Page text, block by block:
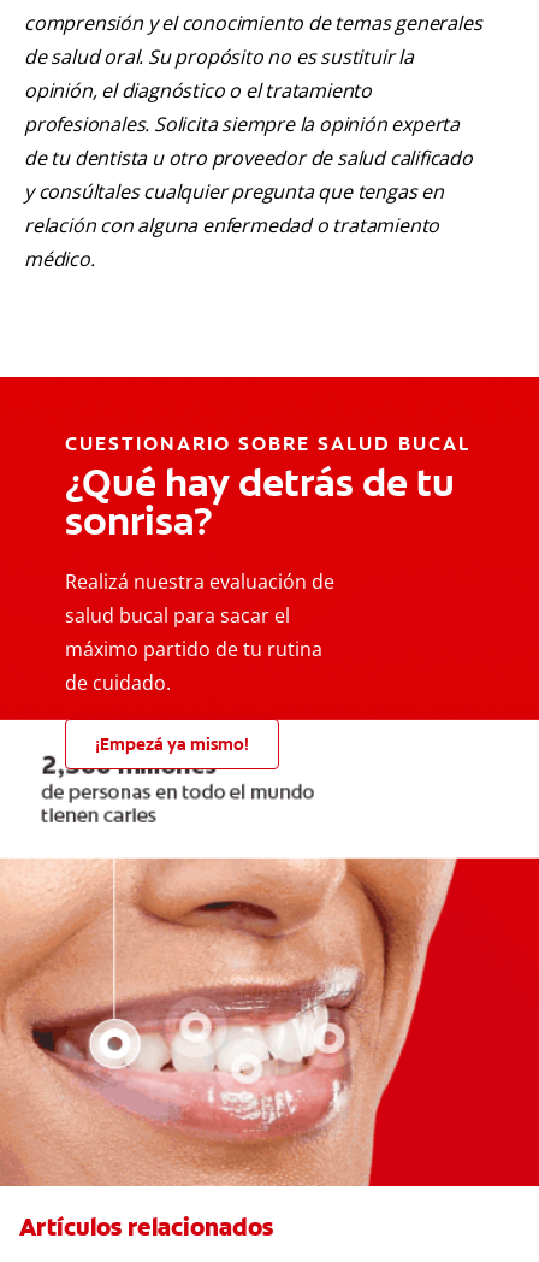
comprensión y el conocimiento de temas generales
de salud oral. Su propósito no es sustituir la
opinión, el diagnóstico o el tratamiento
profesionales. Solicita siempre la opinión experta
de tu dentista u otro proveedor de salud calificado
y consúltales cualquier pregunta que tengas en
relación con alguna enfermedad o tratamiento
médico.
CUESTIONARIO SOBRE SALUD BUCAL
¿Qué hay detrás de tu
sonrisa?
Realizá nuestra evaluación de
salud bucal para sacar el
máximo partido de tu rutina
de cuidado.
¡Empezá ya mismo!
Artículos relacionados